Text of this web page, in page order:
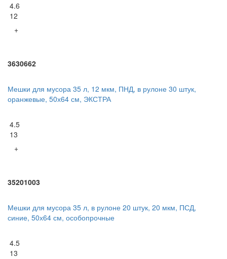
4.6
12
+
3630662
Мешки для мусора 35 л, 12 мкм, ПНД, в рулоне 30 штук,
оранжевые, 50х64 см, ЭКСТРА
4.5
13
+
35201003
Мешки для мусора 35 л, в рулоне 20 штук, 20 мкм, ПСД,
синие, 50х64 см, особопрочные
4.5
13